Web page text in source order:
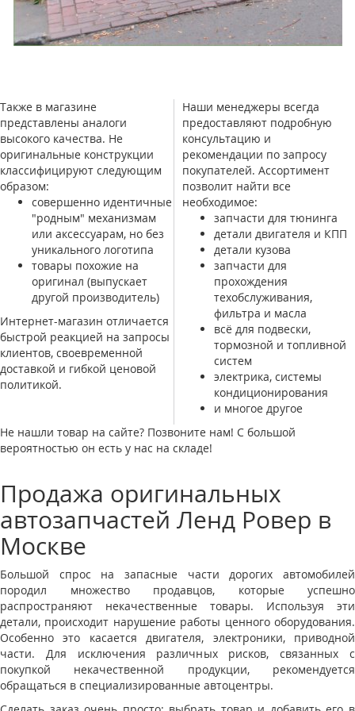
Также в магазине
представлены аналоги
высокого качества. Не
оригинальные конструкции
классифицируют следующим
образом:
совершенно идентичные
"родным" механизмам
или аксессуарам, но без
уникального логотипа
товары похожие на
оригинал (выпускает
другой производитель)
Интернет-магазин отличается
быстрой реакцией на запросы
клиентов, своевременной
доставкой и гибкой ценовой
политикой.
Наши менеджеры всегда
предоставляют подробную
консультацию и
рекомендации по запросу
покупателей. Ассортимент
позволит найти все
необходимое:
запчасти для тюнинга
детали двигателя и КПП
детали кузова
запчасти для
прохождения
техобслуживания,
фильтра и масла
всё для подвески,
тормозной и топливной
систем
электрика, системы
кондиционирования
и многое другое
Не нашли товар на сайте? Позвоните нам! С большой
вероятностью он есть у нас на складе!
Продажа оригинальных
автозапчастей Ленд Ровер в
Москве
Большой спрос на запасные части дорогих автомобилей
породил множество продавцов, которые успешно
распространяют некачественные товары. Используя эти
детали, происходит нарушение работы ценного оборудования.
Особенно это касается двигателя, электроники, приводной
части. Для исключения различных рисков, связанных с
покупкой некачественной продукции, рекомендуется
обращаться в специализированные автоцентры.